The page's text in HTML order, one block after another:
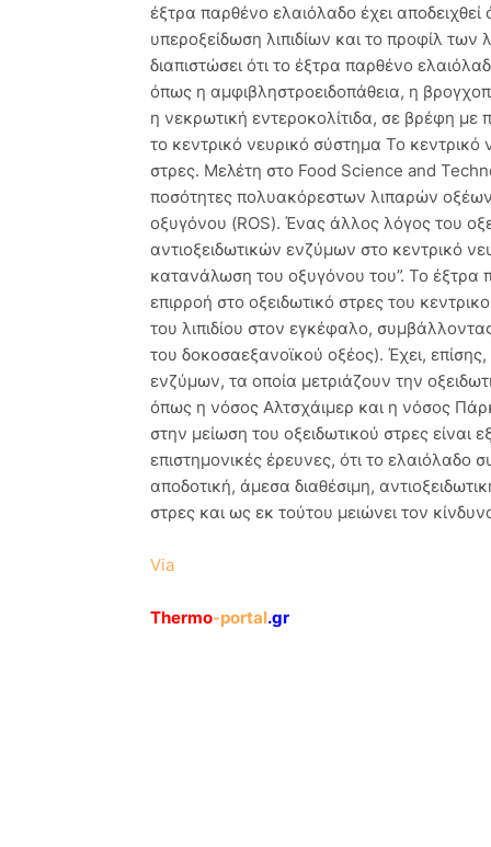
έξτρα παρθένο ελαιόλαδο έχει αποδειχθεί
υπεροξείδωση λιπιδίων και το προφίλ των
διαπιστώσει ότι το έξτρα παρθένο
όπως η αμφιβληστροειδοπάθεια, η
η νεκρωτική εντεροκολίτιδα, σε βρέφη
το κεντρικό νευρικό σύστημα Το κεντρικό
στρες. Μελέτη στο Food Science and
ποσότητες πολυακόρεστων λιπαρών
οξυγόνου (ROS). Ένας άλλος λόγος του
αντιοξειδωτικών ενζύμων στο κεντρικό
κατανάλωση του οξυγόνου του”. Το έξτρα
επιρροή στο οξειδωτικό στρες του
του λιπιδίου στον εγκέφαλο,
του δοκοσαεξανοϊκού οξέος). Έχει, επίσης,
ενζύμων, τα οποία μετριάζουν την
όπως η νόσος Αλτσχάιμερ και η νόσος
στην μείωση του οξειδωτικού στρες είναι
επιστημονικές έρευνες, ότι το ελαιόλαδο
αποδοτική, άμεσα διαθέσιμη,
στρες και ως εκ τούτου μειώνει τον
Via
Thermo-portal.gr